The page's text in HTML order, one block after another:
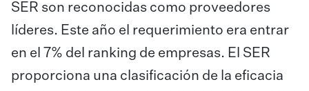
SER son reconocidas como proveedores
líderes. Este año el requerimiento era entrar
en el 7% del ranking de empresas. El SER
proporciona una clasificación de la eficacia